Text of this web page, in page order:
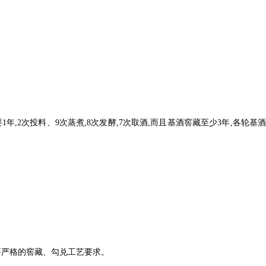
,2次投料、9次蒸煮,8次发酵,7次取酒,而且基酒窖藏至少3年,各轮基酒
格的窖藏、勾兑工艺要求。